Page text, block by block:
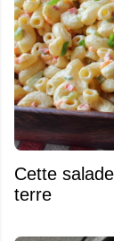
Cette
terre